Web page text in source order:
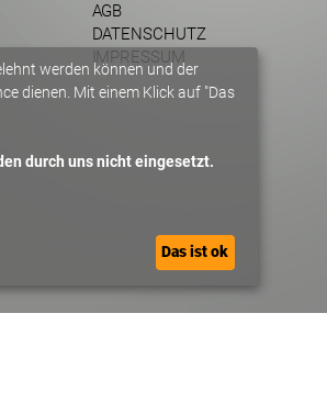
AGB
DATENSCHUTZ
IMPRESSUM
werden können und der
dienen. Mit einem Klick auf "Das
durch uns nicht eingesetzt.
Das ist ok